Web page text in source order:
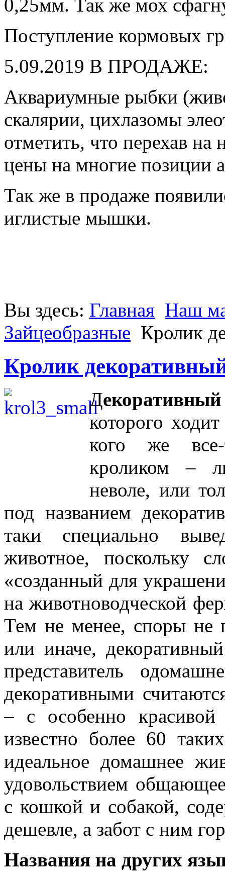
0,25мм. Так же мох
Поступление кормовых
5.09.2019 В ПРОДАЖЕ:
Аквариумные рыбки
скалярии, цихлазомы
отметить, что перехав
цены на многие позиции
Так же в продаже
иглистые мышки.
Вы здесь: Главная Наш
Зайцеобразные Кролик
Кролик
Д
которого
кого же все-
кроликом –
неволе, или
под названием
таки специально
животное, поскольку
«созданный для
на животноводческой
Тем не менее, споры не
или иначе,
представитель
декоративными
– с особенно
известно более 60
идеальное домашнее
удовольствием
с кошкой и собакой,
дешевле, а забот с ним
Названия на других